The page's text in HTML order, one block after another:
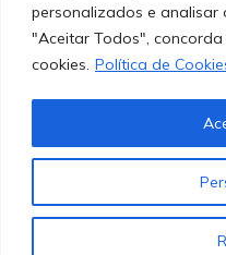
personalizados e analisar
"Aceitar Todos",
cookies. Política de